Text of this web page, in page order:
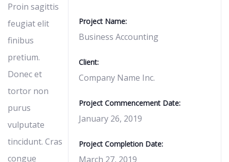
Project Name:
Business Accounting
Client:
Company Name Inc.
Project Commencement Date:
January 26, 2019
Project Completion Date:
March 27, 2019
Proin sagittis
feugiat elit
finibus
pretium.
Donec et
tortor non
purus
vulputate
tincidunt. Cras
congue